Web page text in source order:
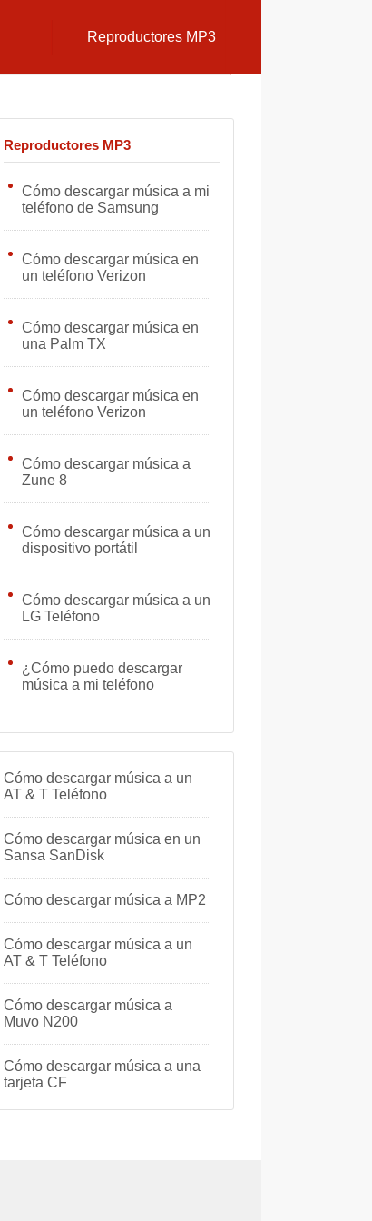
Reproductores MP3
Reproductores MP3
Cómo descargar música a mi
teléfono de Samsung
Cómo descargar música en
un teléfono Verizon
Cómo descargar música en
una Palm TX
Cómo descargar música en
un teléfono Verizon
Cómo descargar música a
Zune 8
Cómo descargar música a un
dispositivo portátil
Cómo descargar música a un
LG Teléfono
¿Cómo puedo descargar
música a mi teléfono
Cómo descargar música a un
AT & T Teléfono
Cómo descargar música en un
Sansa SanDisk
Cómo descargar música a MP2
Cómo descargar música a un
AT & T Teléfono
Cómo descargar música a
Muvo N200
Cómo descargar música a una
tarjeta CF